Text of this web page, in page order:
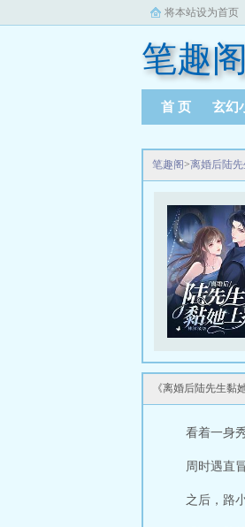
将本站设为首页
笔趣
首 页 玄幻
笔趣阁>离婚后陆
《离婚后陆先生黏
看着一身
周时遇直
之后，路